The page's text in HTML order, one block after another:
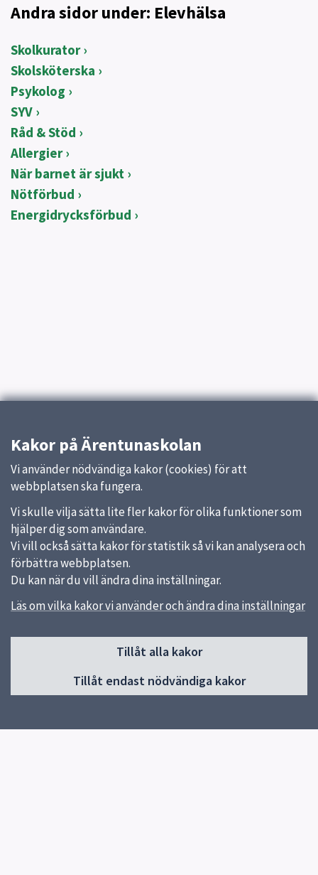
Andra sidor under: Elevhälsa
Skolkurator
Skolsköterska
Psykolog
SYV
Råd & Stöd
Allergier
När barnet är sjukt
Nötförbud
Energidrycksförbud
Kakor på Ärentunaskolan
Vi använder nödvändiga kakor (cookies) för att
webbplatsen ska fungera.
Vi skulle vilja sätta lite fler kakor för olika funktioner som
hjälper dig som användare.
Vi vill också sätta kakor för statistik så vi kan analysera och
förbättra webbplatsen.
Du kan när du vill ändra dina inställningar.
Läs om vilka kakor vi använder och ändra dina inställningar
Tillåt alla kakor
Tillåt endast nödvändiga kakor